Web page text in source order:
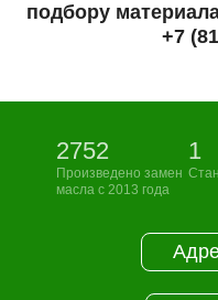
подбору
+7
2752
Произведено замен
масла с 2013 года
1